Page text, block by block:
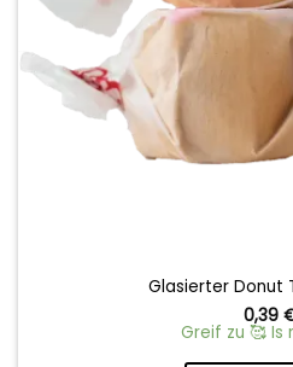
Glasierter Donut
0,39
Greif zu 🥰 Is